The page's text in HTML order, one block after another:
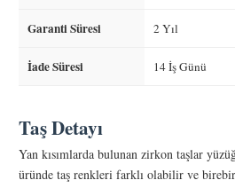
Garanti Süresi 2 Yıl
İade Süresi 14 İş Günü
Taş Detayı
Yan kısımlarda bulunan zirkon taşlar
üründe taş renkleri farklı olabilir ve